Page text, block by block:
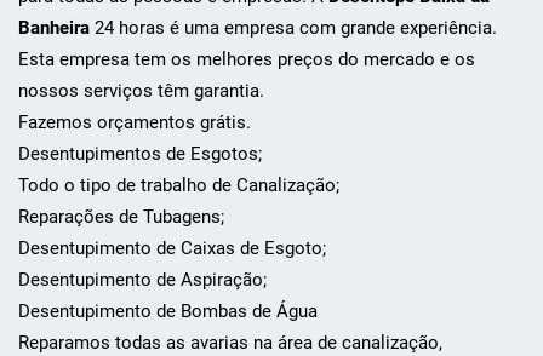
Banheira24 horas é uma empresa com grande experiência.
Esta empresa tem os melhores preços do mercado e os
nossos serviços têm garantia.
Fazemos orçamentos grátis.
Desentupimentos de Esgotos;
Todo o tipo de trabalho de Canalização;
Reparações de Tubagens;
Desentupimento de Caixas de Esgoto;
Desentupimento de Aspiração;
Desentupimento de Bombas de Água
Reparamos todas as avarias na área de canalização,